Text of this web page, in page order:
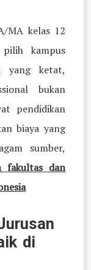
MA kelas 12
kampus
yang ketat,
bukan
pendidikan
biaya yang
sumber,
fakultas dan
di